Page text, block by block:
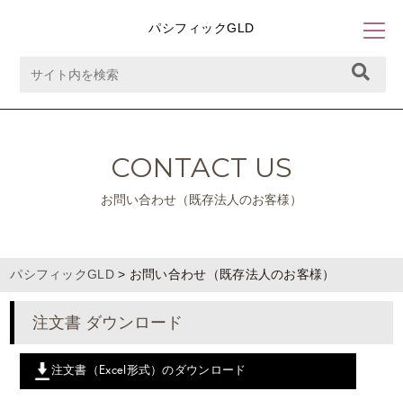
パシフィックGLD
CONTACT US
お問い合わせ（既存法人のお客様）
パシフィックGLD> お問い合わせ（既存法人のお客様）
注文書 ダウンロード
注文書（Excel形式）のダウンロード